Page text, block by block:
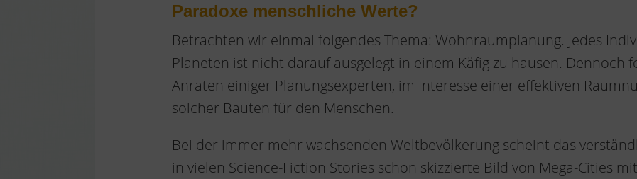
Paradoxe menschliche Werte?
Betrachten wir einmal folgendes Thema: Wohnraumplanung. Jedes
Planeten ist nicht darauf ausgelegt in einem Käfig zu hausen. Dennoch
Anraten einiger Planungsexperten, im Interesse einer effektiven
solcher Bauten für den Menschen.
Bei der immer mehr wachsenden Weltbevölkerung scheint das
in vielen Science-Fiction Stories schon skizzierte Bild von Mega-Cities